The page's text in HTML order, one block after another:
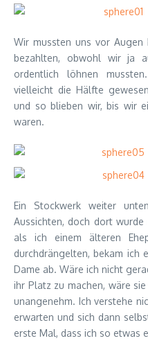
Wir mussten uns vor
bezahlten, obwohl wir ja
ordentlich löhnen
vielleicht die Hälfte
und so blieben wir, bis wir
waren.
Ein Stockwerk weiter
Aussichten, doch dort
als ich einem älteren
durchdrängelten, bekam ich
Dame ab. Wäre ich nicht
ihr Platz zu machen, wäre
unangenehm. Ich verstehe
erwarten und sich dann
erste Mal, dass ich so etwas